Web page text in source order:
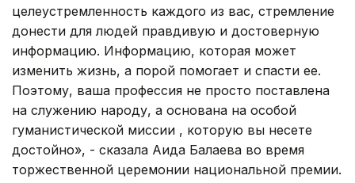
целеустремленность каждого из вас, стремление
донести для людей правдивую и достоверную
информацию. Информацию, которая может
изменить жизнь, а порой помогает и спасти ее.
Поэтому, ваша профессия не просто поставлена
на служению народу, а основана на особой
гуманистической миссии , которую вы несете
достойно», - сказала Аида Балаева во время
торжественной церемонии национальной премии.